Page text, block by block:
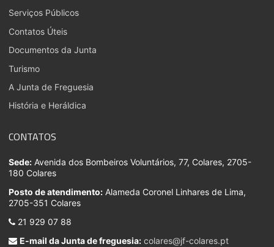
Serviços Públicos
Contatos Úteis
Documentos da Junta
Turismo
A Junta de Freguesia
História e Heráldica
CONTATOS
Sede: Avenida dos Bombeiros Voluntários, 77, Colares, 2705-
180 Colares
Posto de atendimento: Alameda Coronel Linhares de Lima,
2705-351 Colares
21 929 07 88
E-mail da Junta de freguesia: colares@jf-colares.pt